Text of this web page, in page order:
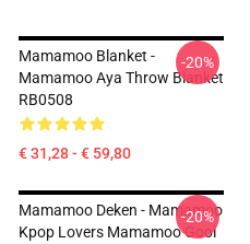
Mamamoo Blanket -
Mamamoo Aya Throw Blanket
RB0508
€ 31,28 - € 59,80
-20%
Mamamoo Deken - Mamamoo
Kpop Lovers Mamamoo Gooi
-20%